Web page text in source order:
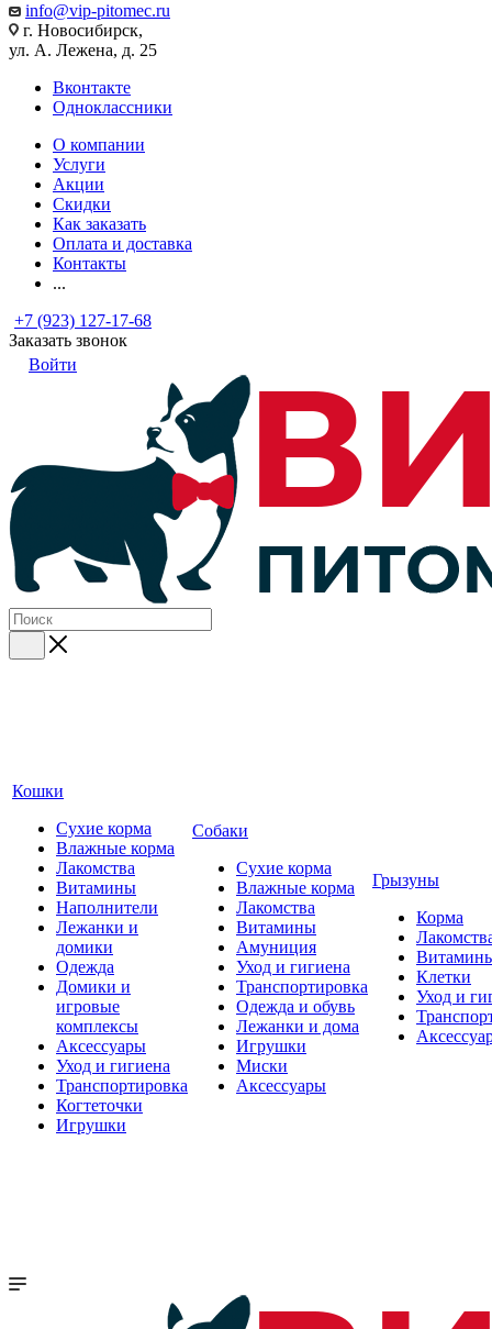
info@vip-pitomec.ru
г. Новосибирск,
ул. А. Лежена, д. 25
Вконтакте
Одноклассники
О компании
Услуги
Акции
Скидки
Как заказать
Оплата и доставка
Контакты
...
+7 (923) 127-17-68
Заказать звонок
Войти
Кошки
Сухие корма
Влажные корма
Лакомства
Витамины
Наполнители
Лежанки и
домики
Одежда
Домики и
игровые
комплексы
Аксессуары
Уход и гигиена
Транспортировка
Когтеточки
Игрушки
Собаки
Сухие корма
Влажные корма
Лакомства
Витамины
Амуниция
Уход и гигиена
Транспортировка
Одежда и обувь
Лежанки и дома
Игрушки
Миски
Аксессуары
Грызуны
Корма
Клетки
Уход и